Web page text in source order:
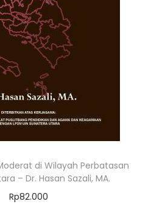
di Wilayah Perbatasan
– Dr. Hasan Sazali, MA.
Rp82.000